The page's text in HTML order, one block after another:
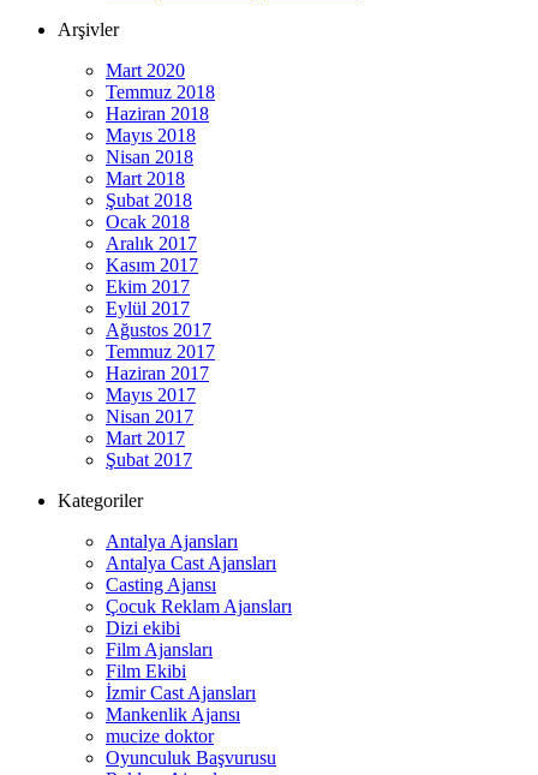
Arşivler
Mart 2020
Temmuz 2018
Haziran 2018
Mayıs 2018
Nisan 2018
Mart 2018
Şubat 2018
Ocak 2018
Aralık 2017
Kasım 2017
Ekim 2017
Eylül 2017
Ağustos 2017
Temmuz 2017
Haziran 2017
Mayıs 2017
Nisan 2017
Mart 2017
Şubat 2017
Kategoriler
Antalya Ajansları
Antalya Cast Ajansları
Casting Ajansı
Çocuk Reklam Ajansları
Dizi ekibi
Film Ajansları
Film Ekibi
İzmir Cast Ajansları
Mankenlik Ajansı
mucize doktor
Oyunculuk Başvurusu